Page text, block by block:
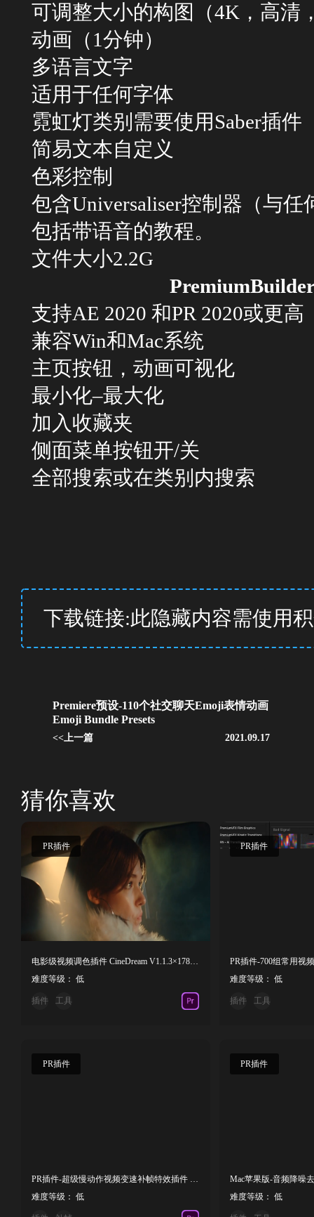
可调整大小的构图（4K，高清
动画（1分钟）
多语言文字
适用于任何字体
霓虹灯类别需要使用Saber插件
简易文本自定义
色彩控制
包含Universaliser控制器（与任
包括带语音的教程。
文件大小2.2G
支持AE 2020 和PR 2020或更高
兼容Win和Mac系统
主页按钮，动画可视化
最小化–最大化
加入收藏夹
侧面菜单按钮开/关
全部搜索或在类别内搜索
下载链接:此隐藏内容需使用
Premiere预设-110个社交聊天Emoji表情动画
Emoji Bundle Presets
2021.09.17
<<上一篇
猜你喜欢
PR插件
电影级视频调色插件 CineDream V1.1.3×178 Win
难度等级： 低
插件 工具
PR插件
PR插件-700组常用视
难度等级： 低
插件 工具
PR插件
PR插件-超级慢动作视频变速补帧特效插件 Twixtor Pro 8.1.1 Win
难度等级： 低
PR插件
难度等级： 低